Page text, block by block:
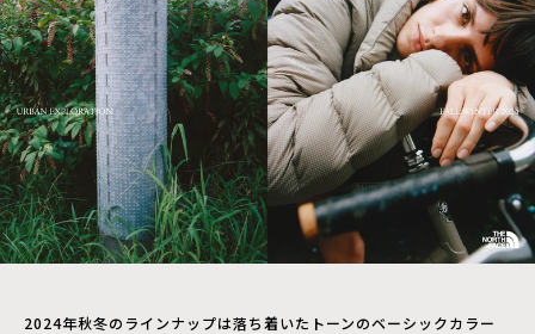
2024年秋冬のラインナップは落ち着いたトーンのベーシックカラー